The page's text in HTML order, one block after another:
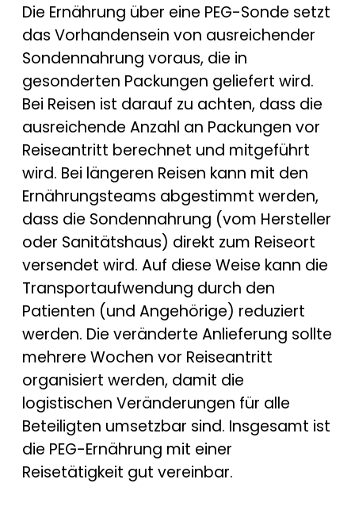
Die Ernährung über eine PEG-Sonde setzt
das Vorhandensein von ausreichender
Sondennahrung voraus, die in
gesonderten Packungen geliefert wird.
Bei Reisen ist darauf zu achten, dass die
ausreichende Anzahl an Packungen vor
Reiseantritt berechnet und mitgeführt
wird. Bei längeren Reisen kann mit den
Ernährungsteams abgestimmt werden,
dass die Sondennahrung (vom Hersteller
oder Sanitätshaus) direkt zum Reiseort
versendet wird. Auf diese Weise kann die
Transportaufwendung durch den
Patienten (und Angehörige) reduziert
werden. Die veränderte Anlieferung sollte
mehrere Wochen vor Reiseantritt
organisiert werden, damit die
logistischen Veränderungen für alle
Beteiligten umsetzbar sind. Insgesamt ist
die PEG-Ernährung mit einer
Reisetätigkeit gut vereinbar.